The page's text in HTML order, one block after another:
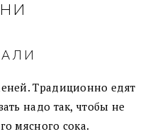
Традиционно едят
надо так, чтобы не
мясного сока.